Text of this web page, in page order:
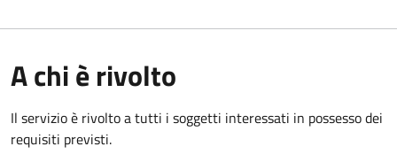
A chi è rivolto
Il servizio è rivolto a tutti i soggetti interessati in possesso dei
requisiti previsti.